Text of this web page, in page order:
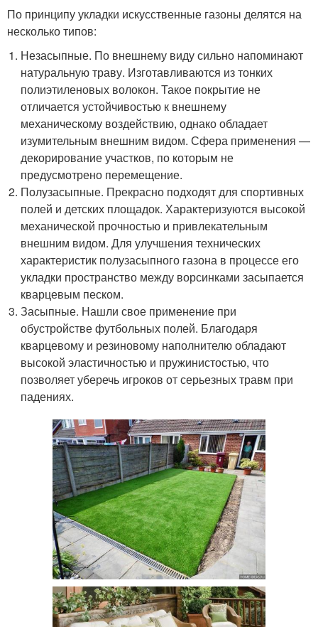
По принципу укладки искусственные газоны делятся на
несколько типов:
Незасыпные. По внешнему виду сильно напоминают
натуральную траву. Изготавливаются из тонких
полиэтиленовых волокон. Такое покрытие не
отличается устойчивостью к внешнему
механическому воздействию, однако обладает
изумительным внешним видом. Сфера применения —
декорирование участков, по которым не
предусмотрено перемещение.
Полузасыпные. Прекрасно подходят для спортивных
полей и детских площадок. Характеризуются высокой
механической прочностью и привлекательным
внешним видом. Для улучшения технических
характеристик полузасыпного газона в процессе его
укладки пространство между ворсинками засыпается
кварцевым песком.
Засыпные. Нашли свое применение при
обустройстве футбольных полей. Благодаря
кварцевому и резиновому наполнителю обладают
высокой эластичностью и пружинистостью, что
позволяет уберечь игроков от серьезных травм при
падениях.